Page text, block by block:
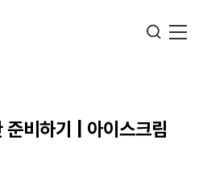
준비하기 | 아이스크림